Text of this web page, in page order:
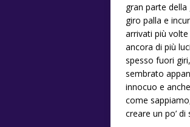
gran parte
giro palla e
arrivati più
ancora di più
spesso fuori
sembrato
innocuo e
come
creare un po’